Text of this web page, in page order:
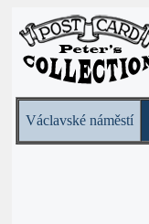
Václavské náměstí